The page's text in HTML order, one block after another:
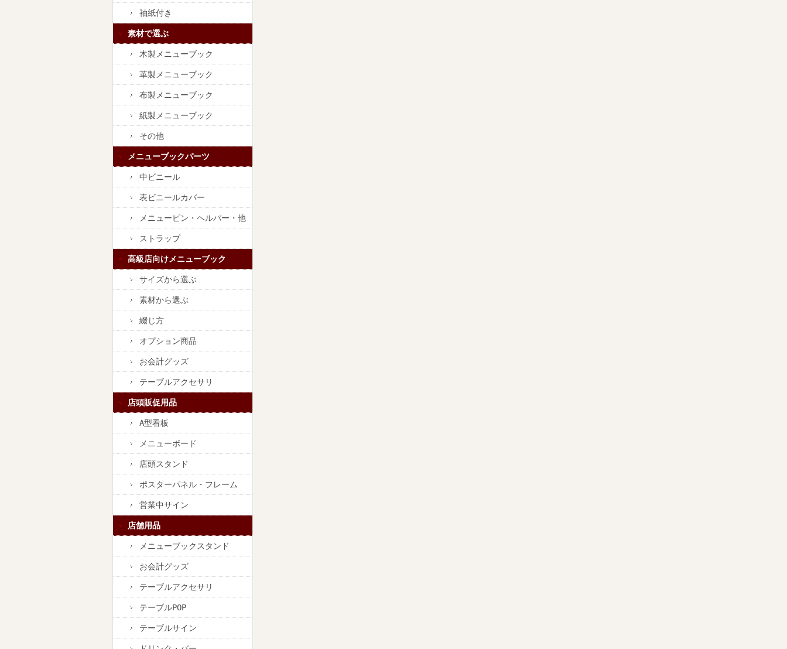
袖紙付き
素材で選ぶ
木製メニューブック
革製メニューブック
布製メニューブック
紙製メニューブック
その他
メニューブックパーツ
中ビニール
表ビニールカバー
メニューピン・ヘルパー・他
ストラップ
高級店向けメニューブック
サイズから選ぶ
素材から選ぶ
綴じ方
オプション商品
お会計グッズ
テーブルアクセサリ
店頭販促用品
A型看板
メニューボード
店頭スタンド
ポスターパネル・フレーム
営業中サイン
店舗用品
メニューブックスタンド
お会計グッズ
テーブルアクセサリ
テーブルPOP
テーブルサイン